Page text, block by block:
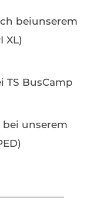
beiunserem
XL)
TS BusCamp
bei unserem